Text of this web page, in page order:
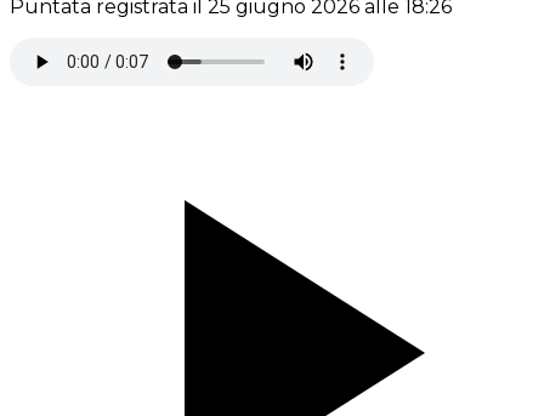
Puntata registrata il 25 giugno 2026 alle 18:26